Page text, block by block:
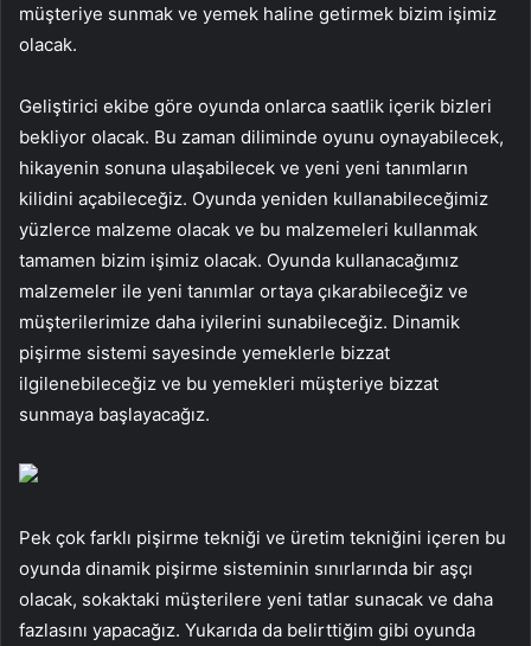
müşteriye sunmak ve yemek haline getirmek bizim işimiz
olacak.
Geliştirici ekibe göre oyunda onlarca saatlik içerik bizleri
bekliyor olacak. Bu zaman diliminde oyunu oynayabilecek,
hikayenin sonuna ulaşabilecek ve yeni yeni tanımların
kilidini açabileceğiz. Oyunda yeniden kullanabileceğimiz
yüzlerce malzeme olacak ve bu malzemeleri kullanmak
tamamen bizim işimiz olacak. Oyunda kullanacağımız
malzemeler ile yeni tanımlar ortaya çıkarabileceğiz ve
müşterilerimize daha iyilerini sunabileceğiz. Dinamik
pişirme sistemi sayesinde yemeklerle bizzat
ilgilenebileceğiz ve bu yemekleri müşteriye bizzat
sunmaya başlayacağız.
Pek çok farklı pişirme tekniği ve üretim tekniğini içeren bu
oyunda dinamik pişirme sisteminin sınırlarında bir aşçı
olacak, sokaktaki müşterilere yeni tatlar sunacak ve daha
fazlasını yapacağız. Yukarıda da belirttiğim gibi oyunda